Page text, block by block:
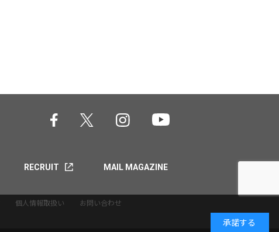
RECRUIT MAIL MAGAZINE
個人情報取扱い お問い合わせ
承諾する